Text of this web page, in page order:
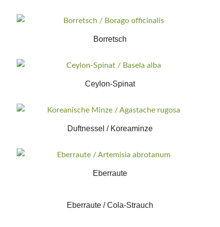
Borretsch
Ceylon-Spinat
Duftnessel / Koreaminze
Eberraute
Eberraute / Cola-Strauch